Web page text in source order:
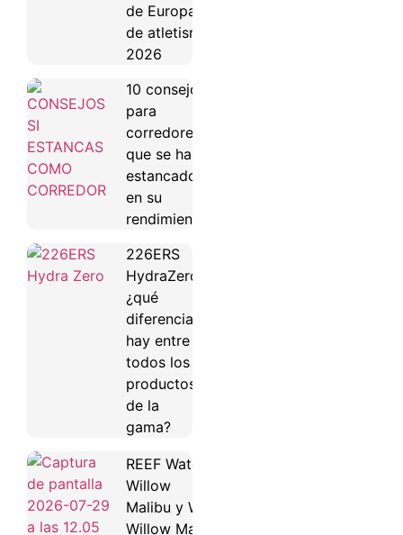
de Europa
de atletismo
2026
10 consejos
para
corredores
que se han
estancado
en su
rendimiento
226ERS
HydraZero:
¿qué
diferencias
hay entre
todos los
productos
de la
gama?
REEF Water
Willow
Malibu y Water
Willow Maya